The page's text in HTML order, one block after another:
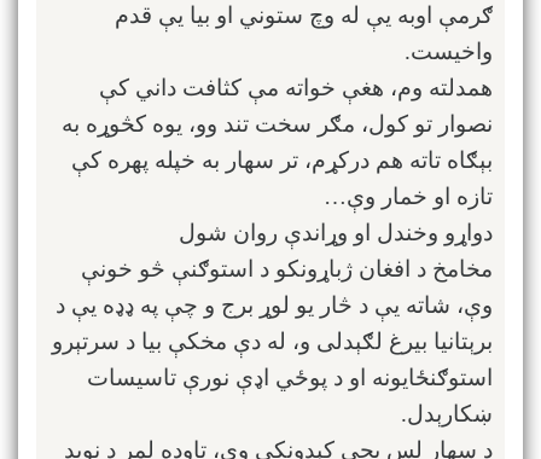
ګرمې اوبه یې له وچ ستوني او بیا يې قدم
واخیست.
همدلته وم، هغې خواته مې کثافت داني کې
نصوار تو کول، مګر سخت تند وو، یوه کڅوړه به
بېګاه تاته هم درکړم، تر سهار به خپله پهره کې
تازه او خمار وې…
دواړو وخندل او وړاندې روان شول
مخامخ د افغان ژباړونکو د استوګنې څو خونې
وې، شاته یې د څار یو لوړ برج و چې په ډډه یې د
برېتانیا بیرغ لګېدلی و، له دې مخکې بیا د سرتېرو
استوګنځایونه او د پوځي اډې نورې تاسیسات
ښکارېدل.
د سهار لس بجې کېدونکې وې، تاوده لمر د نوید